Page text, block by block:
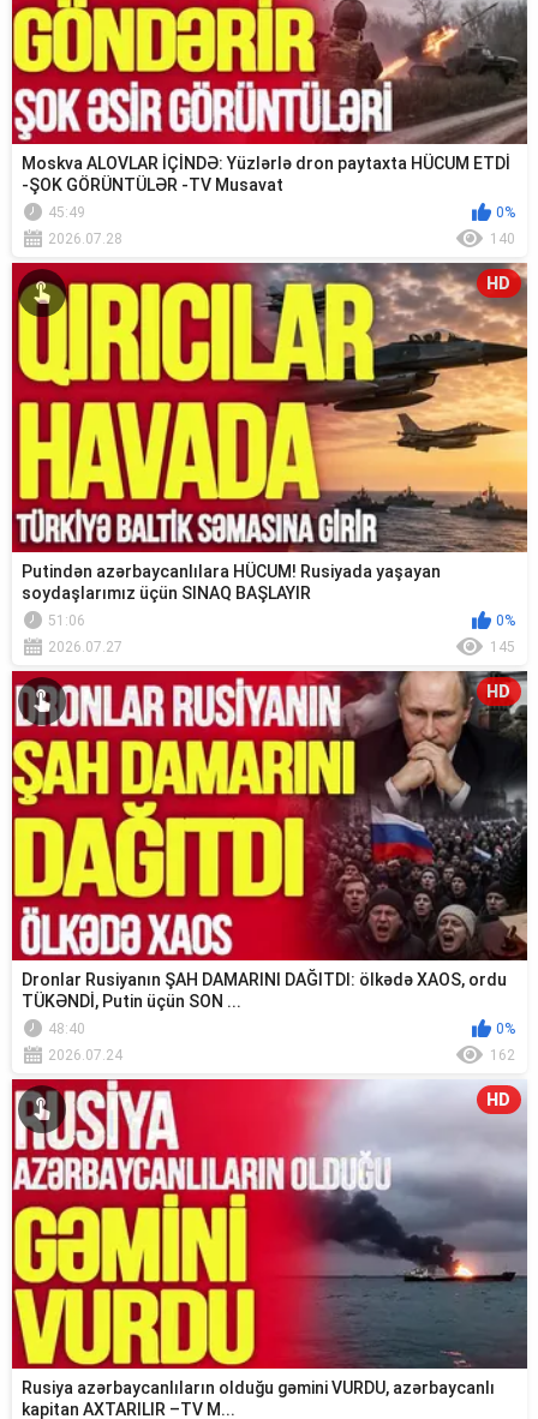
Moskva ALOVLAR İÇİNDƏ: Yüzlərlə dron paytaxta HÜCUM ETDİ
-ŞOK GÖRÜNTÜLƏR -TV Musavat
45:49
0%
2026.07.28
140
HD
Putindən azərbaycanlılara HÜCUM! Rusiyada yaşayan
soydaşlarımız üçün SINAQ BAŞLAYIR
51:06
0%
2026.07.27
145
HD
Dronlar Rusiyanın ŞAH DAMARINI DAĞITDI: ölkədə XAOS, ordu
TÜKƏNDİ, Putin üçün SON ...
48:40
0%
2026.07.24
162
HD
Rusiya azərbaycanlıların olduğu gəmini VURDU, azərbaycanlı
kapitan AXTARILIR –TV M...